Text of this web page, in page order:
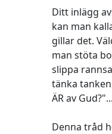
Ditt inlägg
kan man
gillar det.
man stöta
slippa
tänka
ÄR av Gud?"...
Denna tråd